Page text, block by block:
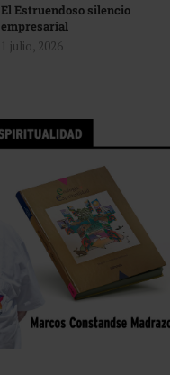
El Estruendoso silencio
empresarial
1 julio, 2026